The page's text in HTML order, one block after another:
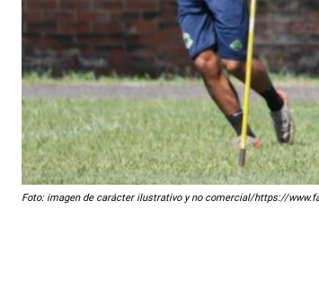
Foto: imagen de carácter ilustrativo y no comercial/https://